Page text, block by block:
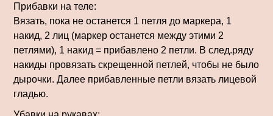
Прибавки на теле:
Вязать, пока не останется 1 петля до маркера, 1
накид, 2 лиц (маркер останется между этими 2
петлями), 1 накид = прибавлено 2 петли. В след.ряду
накиды провязать скрещенной петлей, чтобы не было
дырочки. Далее прибавленные петли вязать лицевой
гладью.